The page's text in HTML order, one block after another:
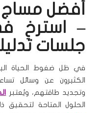
أفضل مساج
– استرخِ
جلسات
في ظل ضغوط الحياة
الكثيرون عن وسائل
وتجديد طاقتهم، ويُعتبر
الحلول المتاحة